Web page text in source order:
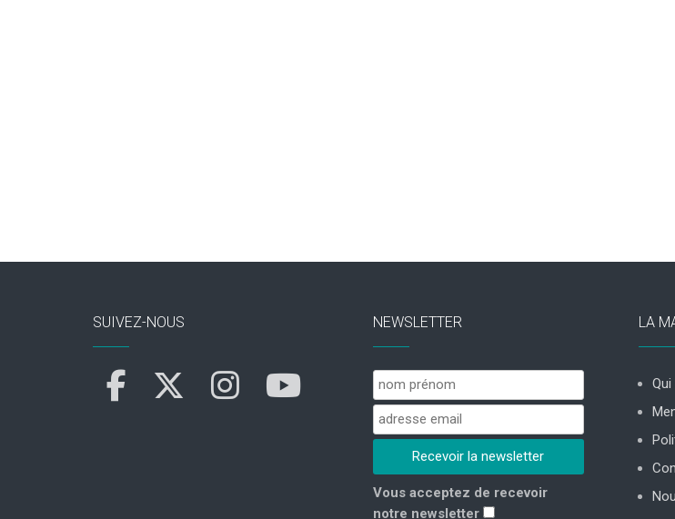
SUIVEZ-NOUS NEWSLETTER
Vous acceptez de recevoir
notre newsletter
LA